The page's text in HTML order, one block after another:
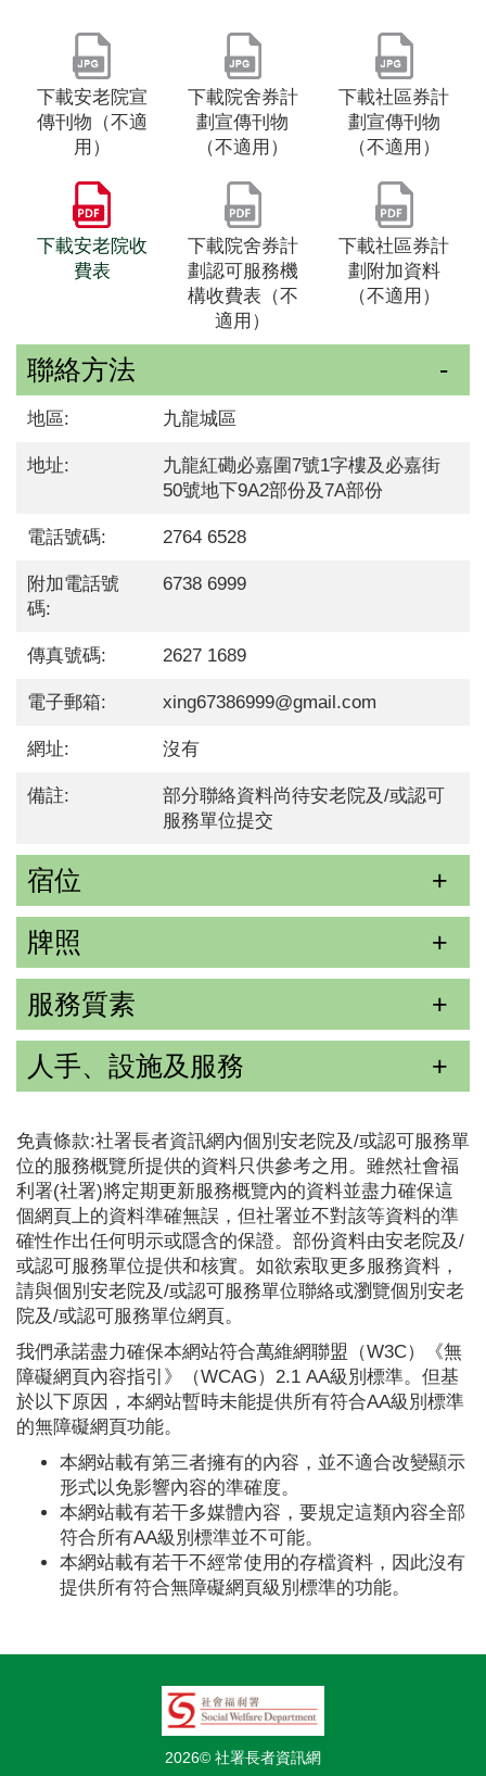
下載安老院宣
傳刊物（不適
用）
下載院舍券計
劃宣傳刊物
（不適用）
下載社區券計
劃宣傳刊物
（不適用）
下載安老院收
費表
下載院舍券計
劃認可服務機
構收費表（不
適用）
下載社區券計
劃附加資料
（不適用）
聯絡方法
地區: 九龍城區
地址:
九龍紅磡必嘉圍7號1字樓及必嘉街
50號地下9A2部份及7A部份
電話號碼: 2764 6528
附加電話號
碼:
6738 6999
傳真號碼: 2627 1689
電子郵箱: xing67386999@gmail.com
網址: 沒有
備註:
部分聯絡資料尚待安老院及/或認可
服務單位提交
宿位
牌照
服務質素
人手、設施及服務
免責條款:社署長者資訊網內個別安老院及/或認可服務單
位的服務概覽所提供的資料只供參考之用。雖然社會福
利署(社署)將定期更新服務概覽內的資料並盡力確保這
個網頁上的資料準確無誤，但社署並不對該等資料的準
確性作出任何明示或隱含的保證。部份資料由安老院及/
或認可服務單位提供和核實。如欲索取更多服務資料，
請與個別安老院及/或認可服務單位聯絡或瀏覽個別安老
院及/或認可服務單位網頁。
我們承諾盡力確保本網站符合萬維網聯盟（W3C）《無
障礙網頁內容指引》（WCAG）2.1 AA級別標準。但基
於以下原因，本網站暫時未能提供所有符合AA級別標準
的無障礙網頁功能。
本網站載有第三者擁有的內容，並不適合改變顯示
形式以免影響內容的準確度。
本網站載有若干多媒體內容，要規定這類內容全部
符合所有AA級別標準並不可能。
本網站載有若干不經常使用的存檔資料，因此沒有
提供所有符合無障礙網頁級別標準的功能。
2026© 社署長者資訊網